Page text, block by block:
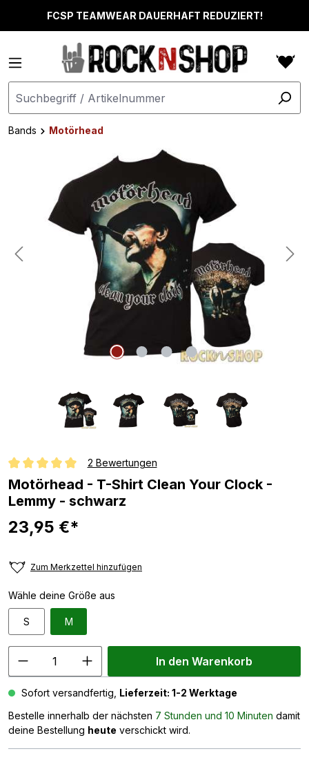
springenFCSP TEAMWEAR DAUERHAFT REDUZIERT!
Bands
Motörhead
Durchschnittliche Bewertung von 5 von 5 Sternen
2 Bewertungen
Motörhead - T-Shirt Clean Your Clock -
Lemmy - schwarz
23,95 €*
Zum Merkzettel hinzufügen
Wähle deine Größe aus
S M
In den Warenkorb
Sofort versandfertig, Lieferzeit: 1-2 Werktage
Bestelle innerhalb der nächsten 7 Stunden und 10 Minuten damit
deine Bestellung heute verschickt wird.